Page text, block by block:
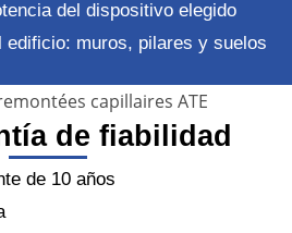
del dispositivo elegido
edificio: muros, pilares y suelos
de fiabilidad
de 10 años